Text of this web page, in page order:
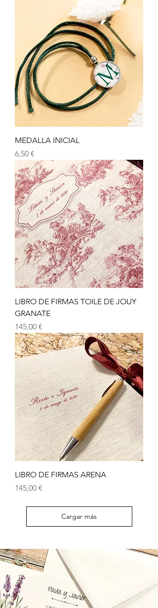
MEDALLA INICIAL
Precio
6,50 €
LIBRO DE FIRMAS TOILE DE JOUY
GRANATE
Precio
145,00 €
LIBRO DE FIRMAS ARENA
Precio
145,00 €
Cargar más